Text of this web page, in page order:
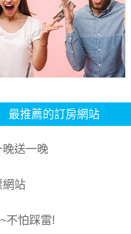
最推薦的訂房網站
晚送一晚
網站
不怕踩雷!